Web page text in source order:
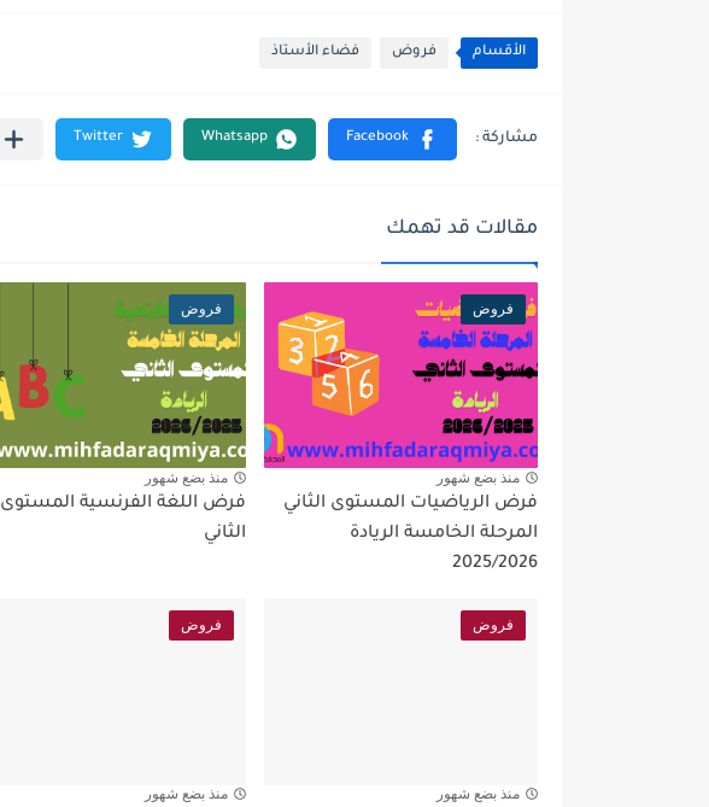
الأقسام فروض فضاء الأستاذ
مقالات قد تهمك
فروض
منذ بضع شهور
فرض الرياضيات المستوى الثاني
المرحلة الخامسة الريادة
2025/2026
فروض
منذ بضع شهور
فرض اللغة الفرنسية المستوى
الثاني
فروض
منذ بضع شهور
فروض
منذ بضع شهور